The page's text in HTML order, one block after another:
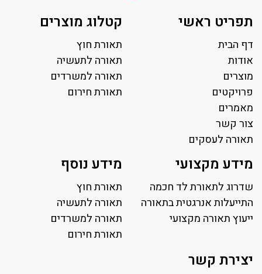
תפריט ראשי
דף הבית
אודות
מוצרים
פרויקטים
מאמרים
צור קשר
תאורה לעסקים
פאנל לד
פרופיל תאורה
תאורה לאולמות ספורט
תאורה למגרשי טניס
קטלוג מוצרים
תאורת חוץ
תאורה לתעשיה
תאורה למשרדים
תאורת חירום
מידע מקצועי
שדרוג לתאורת לד חכמה
התייעלות אנרגטית בתאורה
ייעוץ תאורה מקצועי
מידע נוסף
תאורת חוץ
תאורה לתעשיה
תאורה למשרדים
תאורת חירום
יצירת קשר